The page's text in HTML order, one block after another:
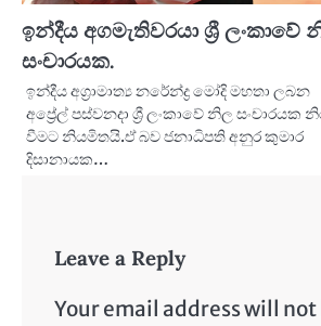
ඉන්දීය අගමැතිවරයා ශ්‍රී ලංකාවේ
සංචාරයක.
ඉන්දීය අග්‍රාමාත්‍ය නරේන්ද්‍ර මෝදි මහතා ලබන
අප්‍රේල් පස්වනදා ශ්‍රී ලංකාවේ නිල සංචාරයක
වීමට නියමිතයි.ඒ බව ජනාධිපති අනුර කුමාර
දිසානායක…
Leave a Reply
Your email address will